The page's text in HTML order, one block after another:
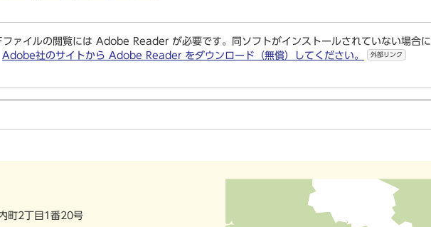
ファイルの閲覧には Adobe Reader が必要です。同ソフトがインストールされていない場合に
Adobe社のサイトから Adobe Reader をダウンロード（無償）してください。 外部リンク
町2丁目1番20号